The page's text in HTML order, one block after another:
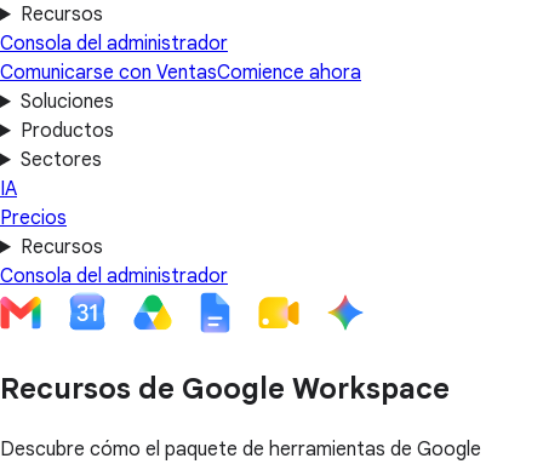
Recursos
Consola del administrador
Comunicarse con VentasComience ahora
Soluciones
Productos
Sectores
IA
Precios
Recursos
Consola del administrador
Recursos de Google Workspace
Descubre cómo el paquete de herramientas de Google